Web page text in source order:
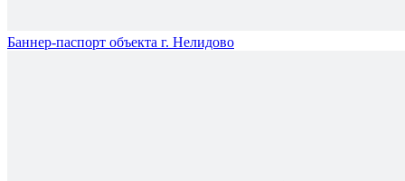
Баннер-паспорт объекта г. Нелидово